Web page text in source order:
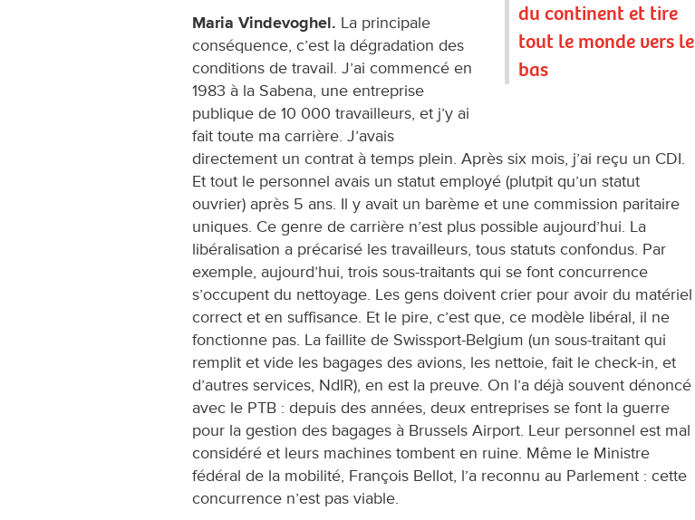
du continent et tire
tout le monde vers le
bas
Maria Vindevoghel. La principale
conséquence, c’est la dégradation des
conditions de travail. J’ai commencé en
1983 à la Sabena, une entreprise
publique de 10 000 travailleurs, et j’y ai
fait toute ma carrière. J’avais
directement un contrat à temps plein. Après six mois, j’ai reçu un CDI.
Et tout le personnel avais un statut employé (plutpit qu’un statut
ouvrier) après 5 ans. Il y avait un barème et une commission paritaire
uniques. Ce genre de carrière n’est plus possible aujourd’hui. La
libéralisation a précarisé les travailleurs, tous statuts confondus. Par
exemple, aujourd’hui, trois sous-traitants qui se font concurrence
s’occupent du nettoyage. Les gens doivent crier pour avoir du matériel
correct et en suffisance. Et le pire, c’est que, ce modèle libéral, il ne
fonctionne pas. La faillite de Swissport-Belgium (un sous-traitant qui
remplit et vide les bagages des avions, les nettoie, fait le check-in, et
d’autres services, NdlR), en est la preuve. On l’a déjà souvent dénoncé
avec le PTB : depuis des années, deux entreprises se font la guerre
pour la gestion des bagages à Brussels Airport. Leur personnel est mal
considéré et leurs machines tombent en ruine. Même le Ministre
fédéral de la mobilité, François Bellot, l’a reconnu au Parlement : cette
concurrence n’est pas viable.